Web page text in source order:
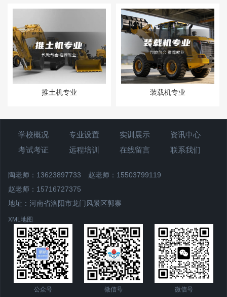
推土机专业 装载机专业
学校概况 专业设置 实训展示
资讯中心
考试考证
远程培训 在线留言 联系我们
陶老师：13623897733
赵老师：15503799119
赵老师：15716727375
地址：河南省洛阳市龙门风景区郭寨
XML地图
公众号 微信号 微信号